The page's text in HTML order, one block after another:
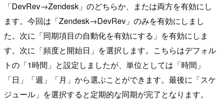
「DevRev→Zendesk」のどちらか、または両方を有効にし
ます。今回は「Zendesk→DevRev」のみを有効にしまし
た。次に「同期項目の自動化を有効にする」を有効にしま
す。次に「頻度と開始日」を選択します。こちらはデフォル
トの「1時間」と設定しましたが、単位としては「時間」
「日」「週」「月」から選ぶことができます。最後に「スケ
ジュール」を選択すると定期的な同期が完了となります。